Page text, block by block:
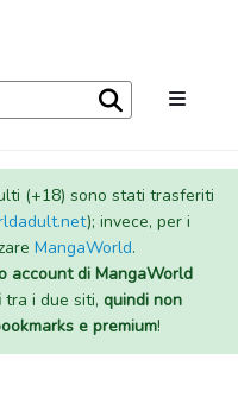
(+18) sono stati trasferiti
); invece, per i
MangaWorld.
account di MangaWorld
tra i due siti, quindi non
e premium!